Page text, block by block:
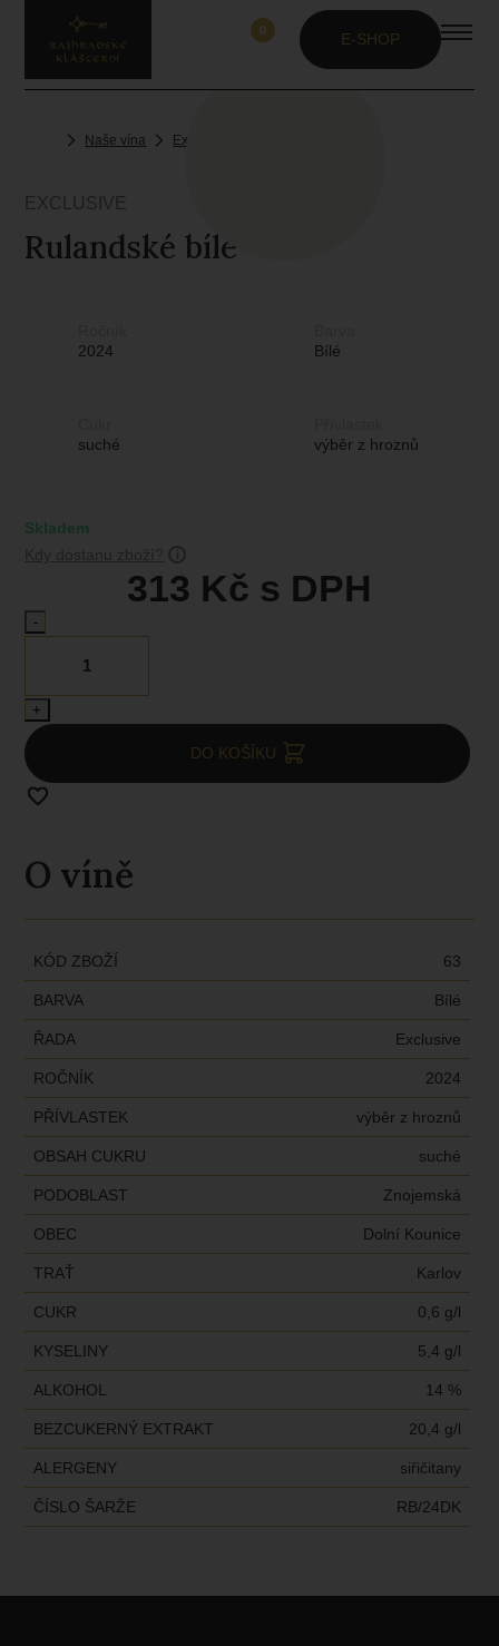
0 E-SHOP
Naše vína Exclusive
EXCLUSIVE
Rulandské bílé
2024
Bílé
suché
výběr z hroznů
Skladem
313 Kč s DPH
-
+
DO KOŠÍKU
O víně
KÓD ZBOŽÍ 63
BARVA Bílé
ŘADA Exclusive
ROČNÍK 2024
PŘÍVLASTEK výběr z hroznů
OBSAH CUKRU suché
PODOBLAST Znojemská
OBEC Dolní Kounice
TRAŤ Karlov
CUKR 0,6 g/l
KYSELINY 5,4 g/l
ALKOHOL 14 %
BEZCUKERNÝ EXTRAKT 20,4 g/l
ALERGENY siřičitany
ČÍSLO ŠARŽE RB/24DK